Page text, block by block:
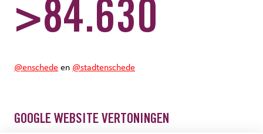
>84.630
@enschede en @stadtenschede
GOOGLE WEBSITE VERTONINGEN